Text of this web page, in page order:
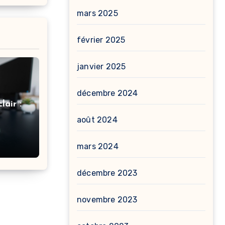
:
mars 2025
février 2025
janvier 2025
décembre 2024
août 2024
mars 2024
décembre 2023
novembre 2023